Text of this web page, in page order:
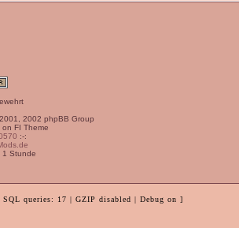
2002 phpBB Group
FI Theme
:-:
1 Stunde
queries: 17 | GZIP disabled | Debug on ]